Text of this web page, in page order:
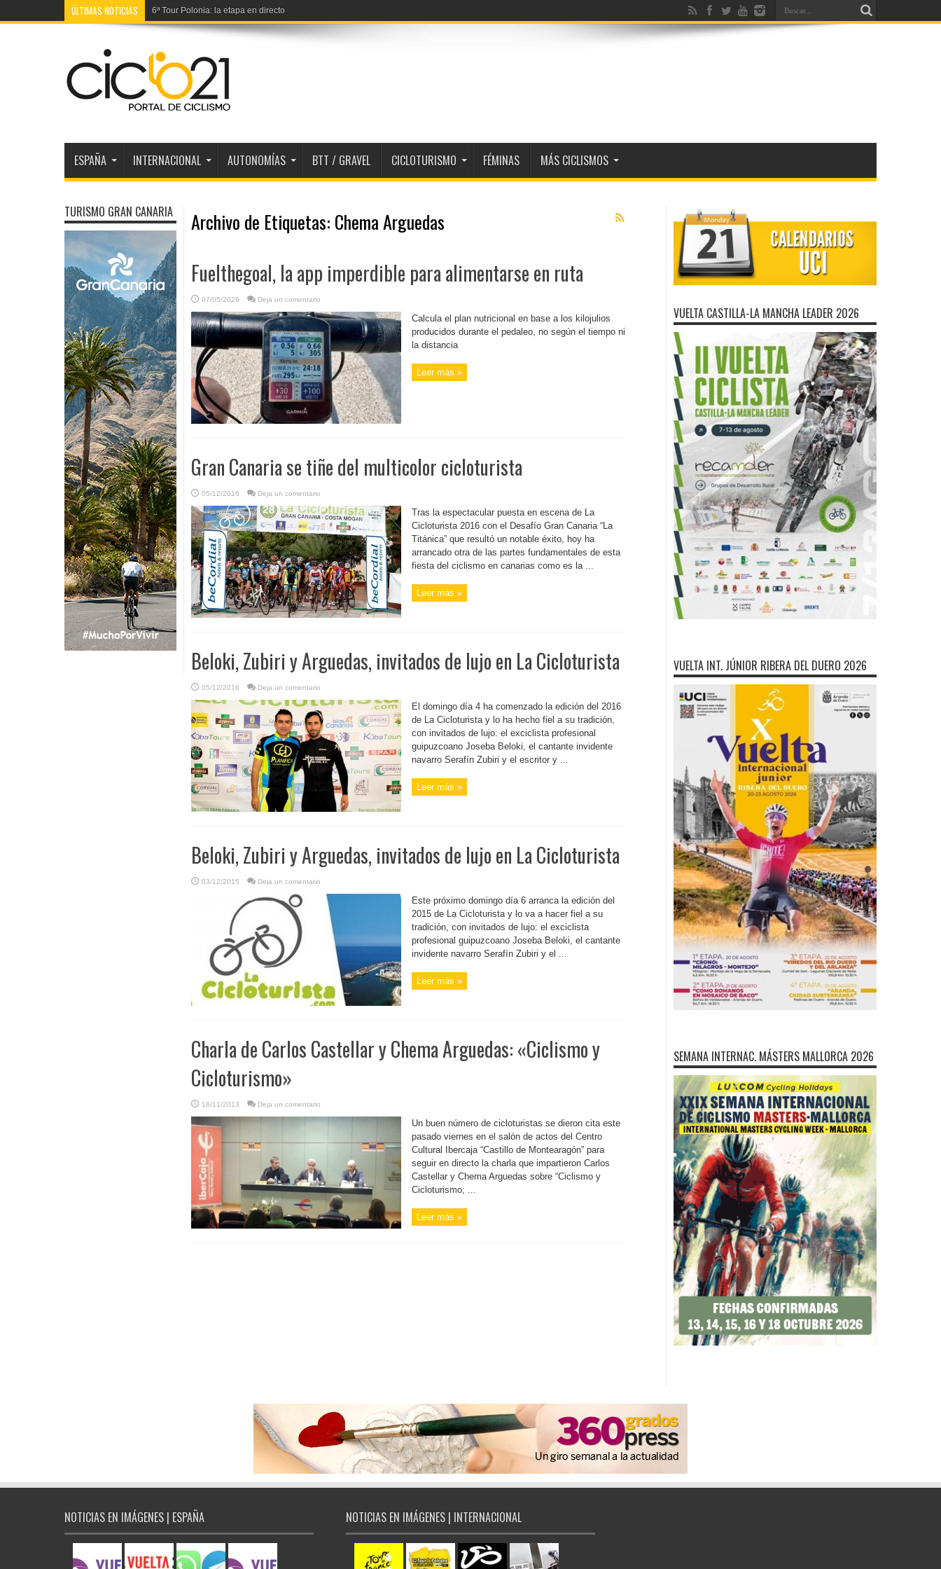
ÚLTIMAS NOTICIAS 6ª Tour Polonia: la etapa en directo
ESPAÑA INTERNACIONAL AUTONOMÍAS BTT / GRAVEL CICLOTURISMO FÉMINAS MÁS CICLISMOS
Archivo de Etiquetas: Chema Arguedas
Fuelthegoal, la app imperdible para alimentarse en ruta
07/05/2026 Deja un comentario
Calcula el plan nutricional en base a los kilojulios
producidos durante el pedaleo, no según el tiempo ni
la distancia
Leer más »
Gran Canaria se tiñe del multicolor cicloturista
05/12/2016 Deja un comentario
Tras la espectacular puesta en escena de La
Cicloturista 2016 con el Desafío Gran Canaria “La
Titánica” que resultó un notable éxito, hoy ha
arrancado otra de las partes fundamentales de esta
fiesta del ciclismo en canarias como es la ...
Leer más »
Beloki, Zubiri y Arguedas, invitados de lujo en La Cicloturista
05/12/2016 Deja un comentario
El domingo día 4 ha comenzado la edición del 2016
de La Cicloturista y lo ha hecho fiel a su tradición,
con invitados de lujo: el exciclista profesional
guipuzcoano Joseba Beloki, el cantante invidente
navarro Serafín Zubiri y el escritor y ...
Leer más »
Beloki, Zubiri y Arguedas, invitados de lujo en La Cicloturista
03/12/2015 Deja un comentario
Este próximo domingo día 6 arranca la edición del
2015 de La Cicloturista y lo va a hacer fiel a su
tradición, con invitados de lujo: el exciclista
profesional guipuzcoano Joseba Beloki, el cantante
invidente navarro Serafín Zubiri y el ...
Leer más »
Charla de Carlos Castellar y Chema Arguedas: «Ciclismo y
Cicloturismo»
18/11/2013 Deja un comentario
Un buen número de cicloturistas se dieron cita este
pasado viernes en el salón de actos del Centro
Cultural Ibercaja “Castillo de Montearagón” para
seguir en directo la charla que impartieron Carlos
Castellar y Chema Arguedas sobre “Ciclismo y
Cicloturismo; ...
Leer más »
TURISMO GRAN CANARIA
VUELTA CASTILLA-LA MANCHA LEADER 2026
VUELTA INT. JÚNIOR RIBERA DEL DUERO 2026
SEMANA INTERNAC. MÁSTERS MALLORCA 2026
NOTICIAS EN IMÁGENES | ESPAÑA NOTICIAS EN IMÁGENES | INTERNACIONAL